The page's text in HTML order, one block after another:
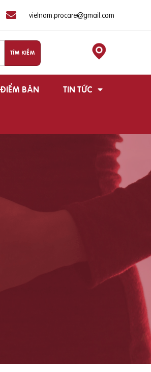
vietnam.procare@gmail.com
ĐIỂM BÁN TIN TỨC